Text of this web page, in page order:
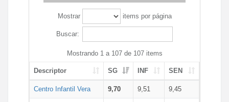
Mostrar items por página
Buscar:
Mostrando 1 a 107 de 107 items
Descriptor SG INF SEN
Centro Infantil Vera 9,70 9,51 9,45